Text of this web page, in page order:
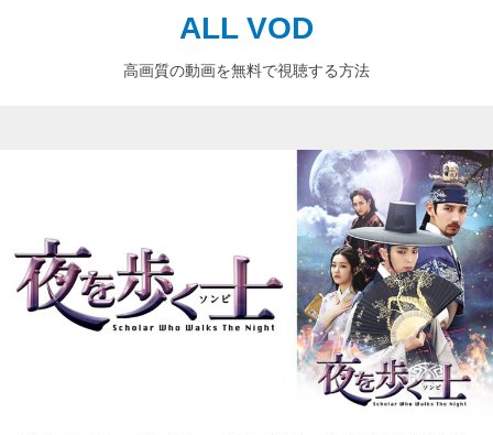
ALL VOD
高画質の動画を無料で視聴する方法